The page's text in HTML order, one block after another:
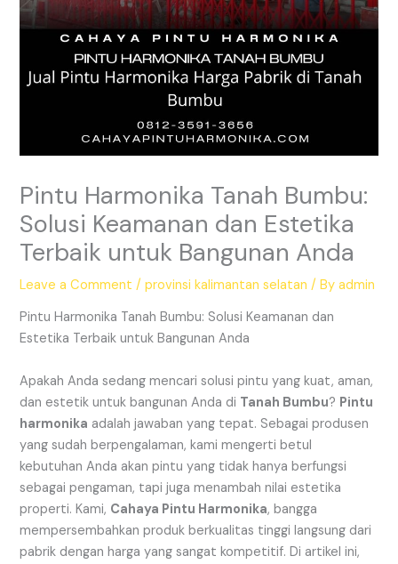
Pintu Harmonika Tanah Bumbu:
Solusi Keamanan dan Estetika
Terbaik untuk Bangunan Anda
Leave a Comment /provinsi kalimantan selatan / Byadmin
Pintu Harmonika Tanah Bumbu: Solusi Keamanan dan
Estetika Terbaik untuk Bangunan Anda
Apakah Anda sedang mencari solusi pintu yang kuat, aman,
dan estetik untuk bangunan Anda di Tanah Bumbu? Pintu
harmonika adalah jawaban yang tepat. Sebagai produsen
yang sudah berpengalaman, kami mengerti betul
kebutuhan Anda akan pintu yang tidak hanya berfungsi
sebagai pengaman, tapi juga menambah nilai estetika
properti. Kami, Cahaya Pintu Harmonika, bangga
mempersembahkan produk berkualitas tinggi langsung dari
pabrik dengan harga yang sangat kompetitif. Di artikel ini,